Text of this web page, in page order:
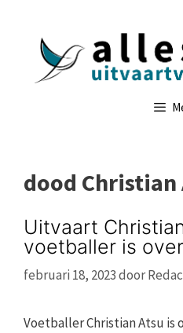
dood Christian
Uitvaart
voetballer is
februari 18, 2023door
Voetballer Christian Atsu is